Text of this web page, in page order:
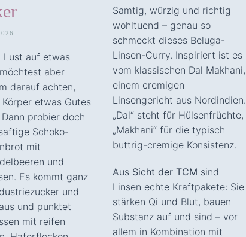
Lust auf etwas
aber
darauf achten,
etwas Gutes
probier doch
Schoko-
mit
und
Es kommt ganz
und
und punktet
mit reifen
Samtig, würzig und richtig
wohltuend – genau so
schmeckt dieses Beluga-
Linsen-Curry. Inspiriert ist es
vom klassischen Dal Makhani,
einem cremigen
Linsengericht aus Nordindien.
„Dal“ steht für Hülsenfrüchte,
„Makhani“ für die typisch
buttrig-cremige Konsistenz.
Aus Sicht der TCM sind
Linsen echte Kraftpakete: Sie
stärken Qi und Blut, bauen
Substanz auf und sind – vor
allem in Kombination mit